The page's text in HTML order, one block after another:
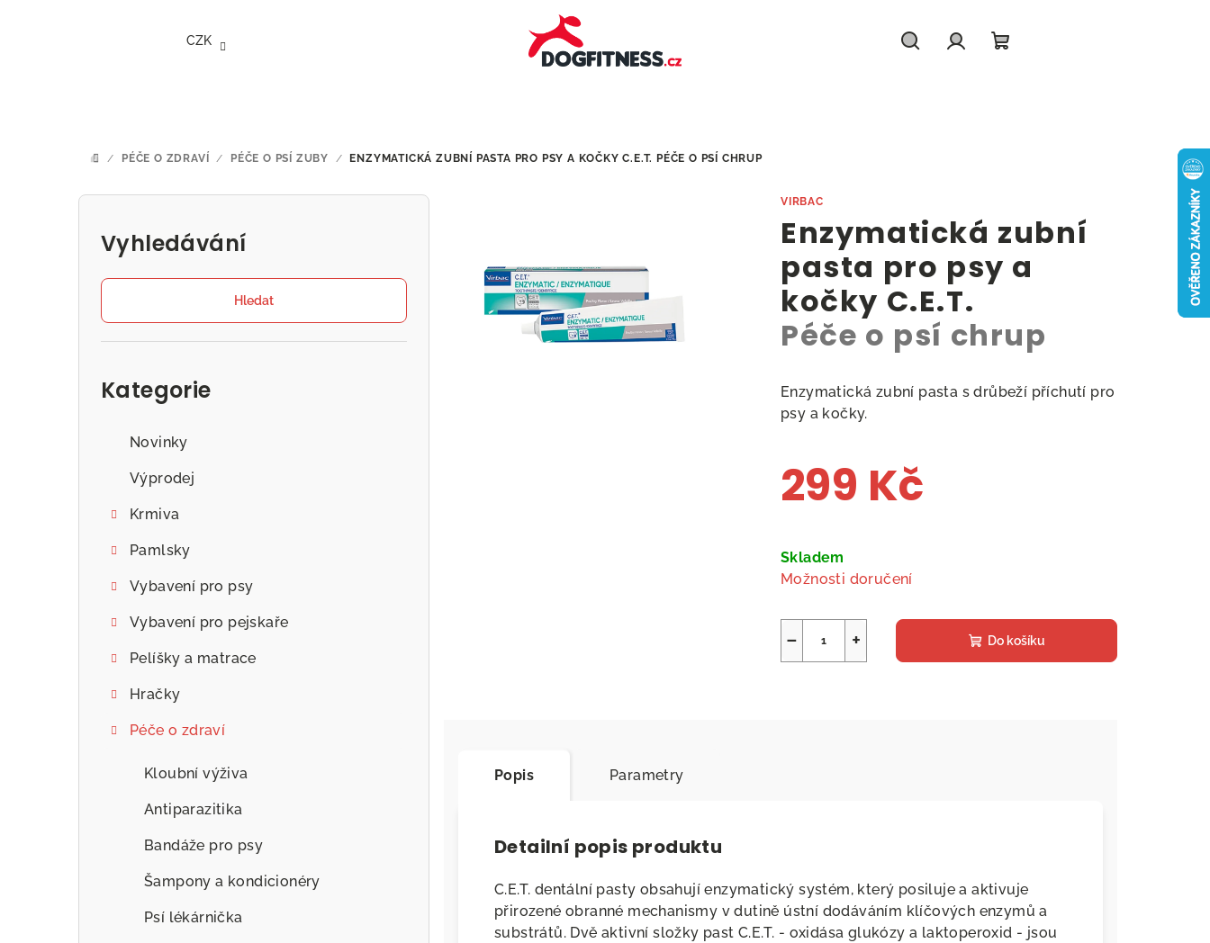
CZK
DOMŮ
/ PÉČE O ZDRAVÍ / PÉČE O PSÍ ZUBY / ENZYMATICKÁ ZUBNÍ PASTA PRO PSY A KOČKY C.E.T. PÉČE O PSÍ CHRUP
P
Vyhledávání
Hledat
Kategorie
Novinky
Výprodej
Krmiva
Pamlsky
Vybavení pro psy
Vybavení pro pejskaře
Pelíšky a matrace
Hračky
Péče o zdraví
Kloubní výživa
Antiparazitika
Bandáže pro psy
Šampony a kondicionéry
Psí lékárnička
VIRBAC
Enzymatická zubní
pasta pro psy a
kočky C.E.T.
Péče o psí chrup
Enzymatická zubní pasta s drůbeží příchutí pro
psy a kočky.
299 Kč
cena:
Skladem
Možnosti doručení
+
− Do košíku
Popis Parametry
Detailní popis produktu
C.E.T. dentální pasty obsahují enzymatický systém, který posiluje a aktivuje
přirozené obranné mechanismy v dutině ústní dodáváním klíčových enzymů a
substrátů. Dvě aktivní složky past C.E.T. - oxidása glukózy a laktoperoxid - jsou